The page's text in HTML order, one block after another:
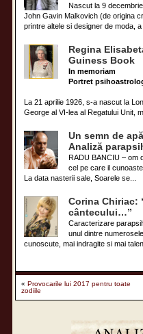
Nascut la 9
John Gavin Malkovich (de origina
printre altele si designer de moda, a
Regina
Guiness Book
In memoriam
Portret
La 21 aprilie 1926, s-a nascut la
George al VI-lea al Regatului Unit,
Un semn de
Analiză
RADU BANCIU – om
cel pe care il
La data nasterii sale, Soarele se...
Corina Chiriac:
cântecului…”
Caracterizare
unul dintre
cunoscute, mai indragite si mai
«Provocarile lui 2017 pentru toate
zodiile